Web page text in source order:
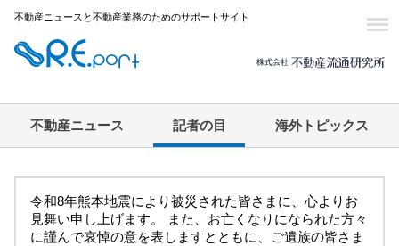
不動産ニュースと不動産業務のためのサポートサイト
不動産ニュース 記者の目 海外トピックス
令和8年熊本地震により被災された皆さまに、心よりお
見舞い申し上げます。 また、お亡くなりになられた方々
に謹んで哀悼の意を表しますとともに、ご遺族の皆さま